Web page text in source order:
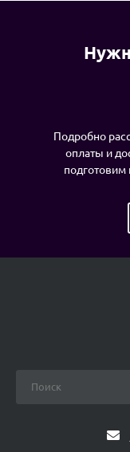
Подробно
оплаты и